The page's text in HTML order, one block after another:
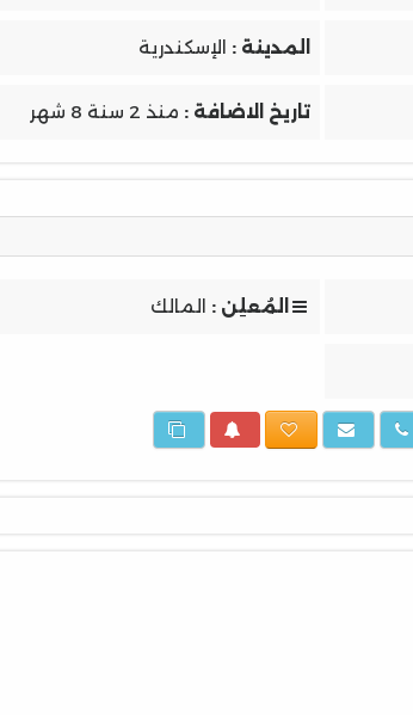
المدينة : الإسكندرية
تاريخ الاضافة : منذ 2 سنة 8 شهر
المُعلِن : المالك